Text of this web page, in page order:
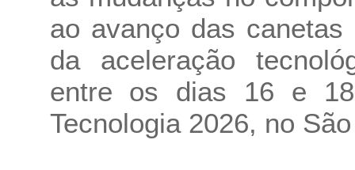
ao avanço das
da aceleração
entre os dias 16 e
Tecnologia 2026, no